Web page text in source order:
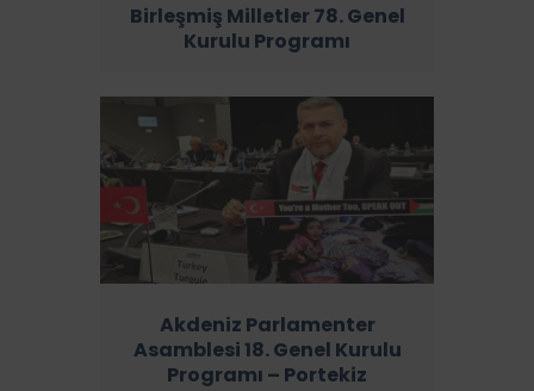
Birleşmiş Milletler 78. Genel
Kurulu Programı
Akdeniz Parlamenter
Asamblesi 18. Genel Kurulu
Programı – Portekiz